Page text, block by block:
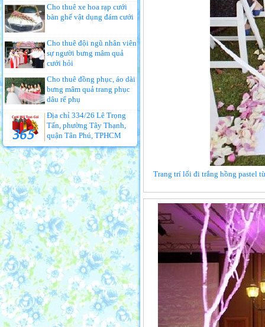
Cho thuê xe hoa rạp cưới
bàn ghế vật dụng đám cưới
Cho thuê đội ngũ nhân viên
sự người bưng mâm quả
cưới hỏi
Cho thuê đồng phục, áo dài
bưng mâm quả trang phục
dâu rể phụ
Địa chỉ 334/26 Lê Trọng
Tấn, phường Tây Thạnh,
quận Tân Phú, TPHCM
Trang trí lối đi trắng hồng pastel